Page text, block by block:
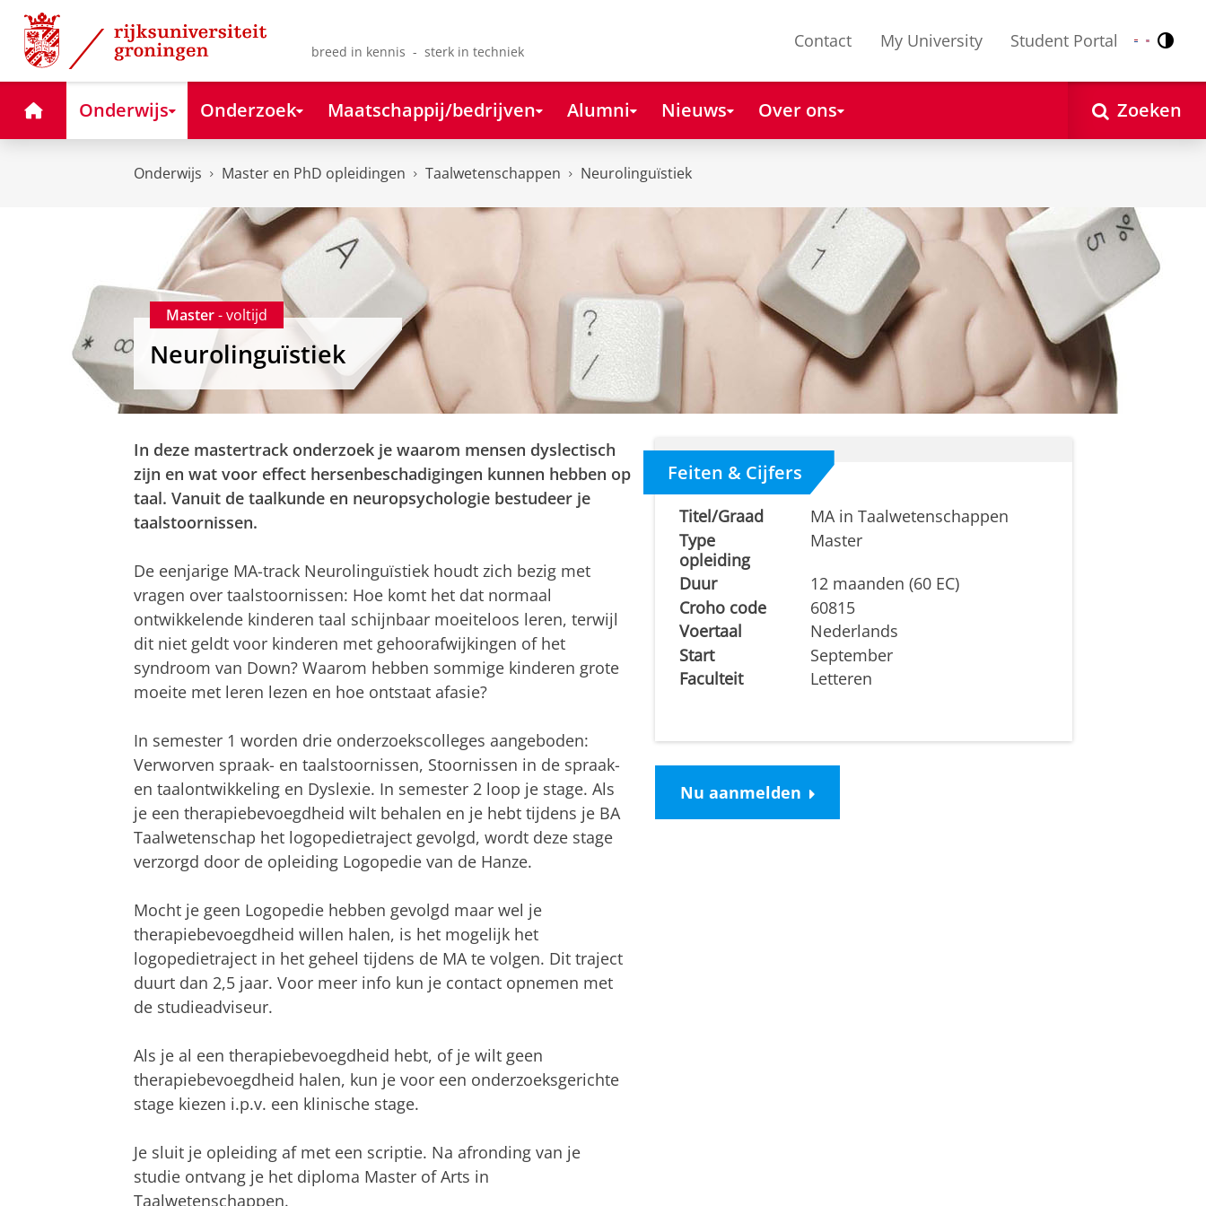
Skip
Content
Skip
Navigation
breed in kennis - sterk in techniek
Contact My University Student Portal Nederlands
English
HomeOnderwijs Onderzoek Maatschappij/bedrijven Alumni Nieuws Over ons Zoeken
Onderwijs Master en PhD opleidingen Taalwetenschappen Neurolinguïstiek
Master- voltijd
Neurolinguïstiek
In deze mastertrack onderzoek je waarom mensen dyslectisch
zijn en wat voor effect hersenbeschadigingen kunnen hebben op
taal. Vanuit de taalkunde en neuropsychologie bestudeer je
taalstoornissen.
De eenjarige MA-track Neurolinguïstiek houdt zich bezig met
vragen over taalstoornissen: Hoe komt het dat normaal
ontwikkelende kinderen taal schijnbaar moeiteloos leren, terwijl
dit niet geldt voor kinderen met gehoorafwijkingen of het
syndroom van Down? Waarom hebben sommige kinderen grote
moeite met leren lezen en hoe ontstaat afasie?
In semester 1 worden drie onderzoekscolleges aangeboden:
Verworven spraak- en taalstoornissen, Stoornissen in de spraak-
en taalontwikkeling en Dyslexie. In semester 2 loop je stage. Als
je een therapiebevoegdheid wilt behalen en je hebt tijdens je BA
Taalwetenschap het logopedietraject gevolgd, wordt deze stage
verzorgd door de opleiding Logopedie van de Hanze.
Mocht je geen Logopedie hebben gevolgd maar wel je
therapiebevoegdheid willen halen, is het mogelijk het
logopedietraject in het geheel tijdens de MA te volgen. Dit traject
duurt dan 2,5 jaar. Voor meer info kun je contact opnemen met
de studieadviseur.
Als je al een therapiebevoegdheid hebt, of je wilt geen
therapiebevoegdheid halen, kun je voor een onderzoeksgerichte
stage kiezen i.p.v. een klinische stage.
Je sluit je opleiding af met een scriptie. Na afronding van je
studie ontvang je het diploma Master of Arts in
Taalwetenschappen.
Feiten & Cijfers
Titel/Graad
MA in Taalwetenschappen
Type
opleiding
Master
Duur
12 maanden (60 EC)
Croho code
60815
Voertaal
Nederlands
Start
September
Faculteit
Letteren
Nu aanmelden